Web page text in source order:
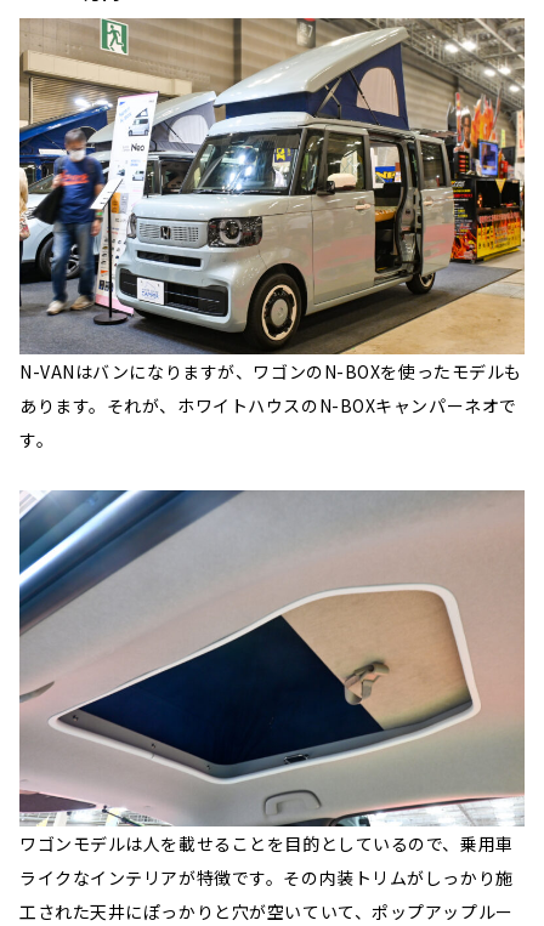
N-VANはバンになりますが、ワゴンのN-BOXを使ったモデルも
あります。それが、ホワイトハウスのN-BOXキャンパーネオで
す。
ワゴンモデルは人を載せることを目的としているので、乗用車
ライクなインテリアが特徴です。その内装トリムがしっかり施
工された天井にぽっかりと穴が空いていて、ポップアップルー